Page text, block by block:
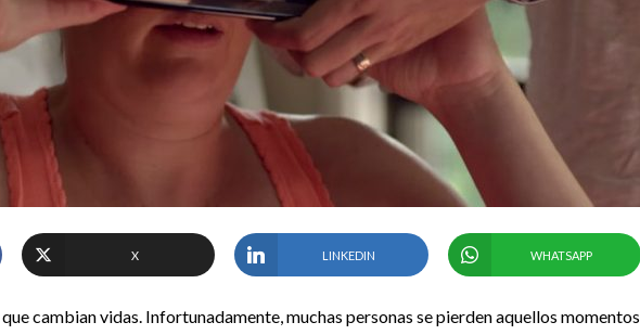
X LINKEDIN WHATSAPP
cambian vidas. Infortunadamente, muchas personas se pierden aquellos momentos